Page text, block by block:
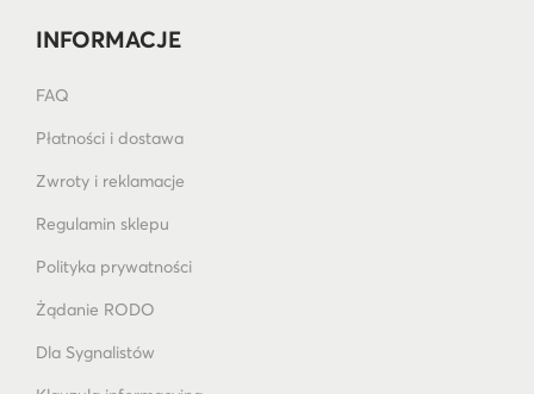
INFORMACJE
FAQ
Płatności i dostawa
Zwroty i reklamacje
Regulamin sklepu
Polityka prywatności
Żądanie RODO
Dla Sygnalistów